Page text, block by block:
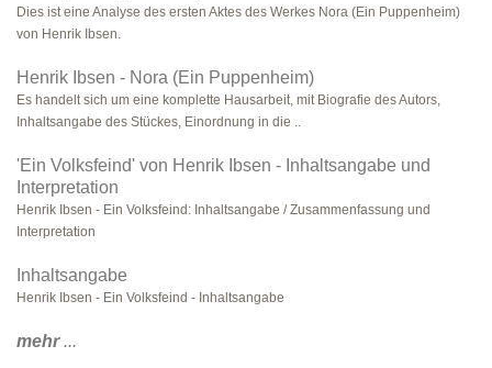
Dies ist eine Analyse des ersten Aktes des Werkes Nora (Ein Puppenheim)
von Henrik Ibsen.
Henrik Ibsen - Nora (Ein Puppenheim)
Es handelt sich um eine komplette Hausarbeit, mit Biografie des Autors,
Inhaltsangabe des Stückes, Einordnung in die ..
'Ein Volksfeind' von Henrik Ibsen - Inhaltsangabe und
Interpretation
Henrik Ibsen - Ein Volksfeind: Inhaltsangabe / Zusammenfassung und
Interpretation
Inhaltsangabe
Henrik Ibsen - Ein Volksfeind - Inhaltsangabe
mehr...